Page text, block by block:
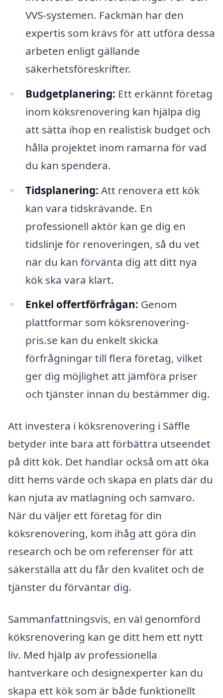
VVS-systemen. Fackmän har den
expertis som krävs för att utföra dessa
arbeten enligt gällande
säkerhetsföreskrifter.
Budgetplanering: Ett erkännt företag
inom köksrenovering kan hjälpa dig
att sätta ihop en realistisk budget och
hålla projektet inom ramarna för vad
du kan spendera.
Tidsplanering: Att renovera ett kök
kan vara tidskrävande. En
professionell aktör kan ge dig en
tidslinje för renoveringen, så du vet
när du kan förvänta dig att ditt nya
kök ska vara klart.
Enkel offertförfrågan: Genom
plattformar som köksrenovering-
pris.se kan du enkelt skicka
förfrågningar till flera företag, vilket
ger dig möjlighet att jämföra priser
och tjänster innan du bestämmer dig.
Att investera i köksrenovering i Säffle
betyder inte bara att förbättra utseendet
på ditt kök. Det handlar också om att öka
ditt hems värde och skapa en plats där du
kan njuta av matlagning och samvaro.
När du väljer ett företag för din
köksrenovering, kom ihåg att göra din
research och be om referenser för att
säkerställa att du får den kvalitet och de
tjänster du förväntar dig.
Sammanfattningsvis, en väl genomförd
köksrenovering kan ge ditt hem ett nytt
liv. Med hjälp av professionella
hantverkare och designexperter kan du
skapa ett kök som är både funktionellt